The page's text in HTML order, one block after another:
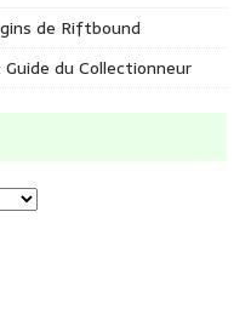
de Riftbound
du Collectionneur